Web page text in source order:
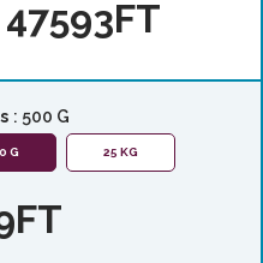
47593FT
: 500 G
G 25 KG
FT